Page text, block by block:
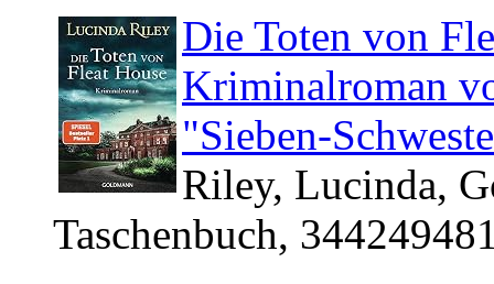
Die Toten von
Kriminalroman
"Sieben-
Riley, Lucinda,
Taschenbuch,